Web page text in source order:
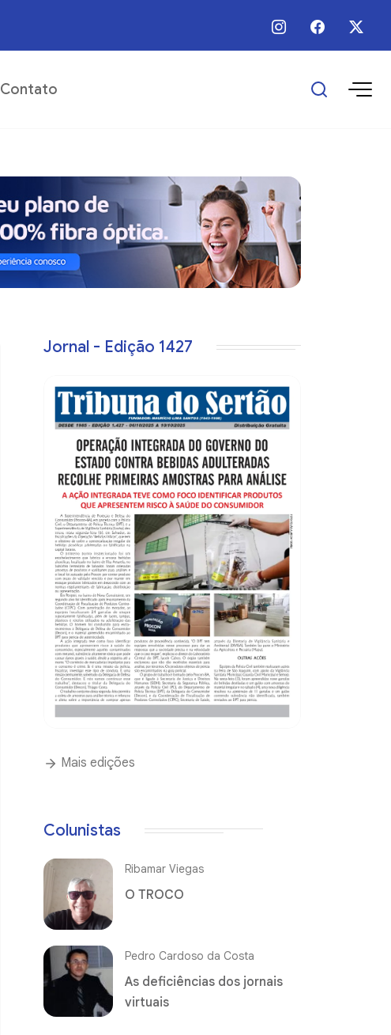
07 / Ago / 2026 - 16:25 - Escolas municipais superam metas do IDEB
Contato
Jornal - Edição 1427
Mais edições
Colunistas
Ribamar Viegas
O TROCO
Pedro Cardoso da Costa
As deficiências dos jornais
virtuais